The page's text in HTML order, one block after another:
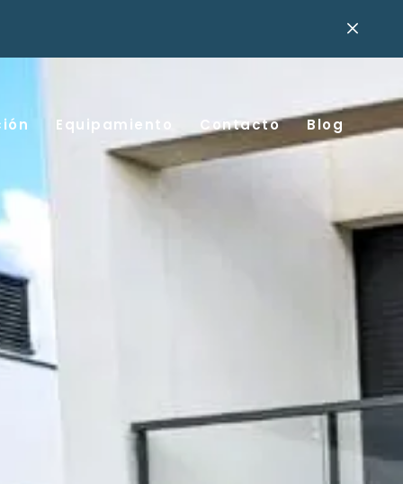
Equipamiento Contacto Blog